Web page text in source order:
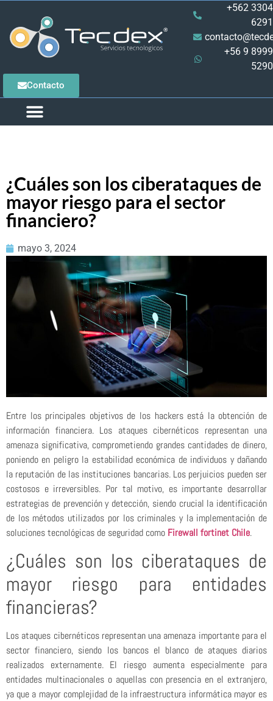
+562 3304
6291
+56 9 8999
5290
Contacto
¿Cuáles son los ciberataques de
mayor riesgo para el sector
financiero?
mayo 3, 2024
Entre los principales objetivos de los hackers está la obtención de
información financiera. Los ataques cibernéticos representan una
amenaza significativa, comprometiendo grandes cantidades de dinero,
poniendo en peligro la estabilidad económica de individuos y dañando
la reputación de las instituciones bancarias. Los perjuicios pueden ser
costosos e irreversibles. Por tal motivo, es importante desarrollar
estrategias de prevención y detección, siendo crucial la identificación
de los métodos utilizados por los criminales y la implementación de
soluciones tecnológicas de seguridad como Firewall fortinet Chile.
¿Cuáles son los ciberataques de
mayor riesgo para entidades
financieras?
Los ataques cibernéticos representan una amenaza importante para el
sector financiero, siendo los bancos el blanco de ataques diarios
realizados externamente. El riesgo aumenta especialmente para
entidades multinacionales o aquellas con presencia en el extranjero,
ya que a mayor complejidad de la infraestructura informática mayor es